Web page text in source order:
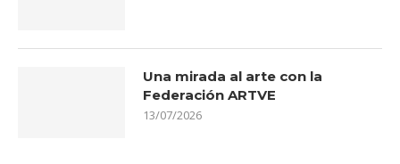
Una mirada al arte con la
Federación ARTVE
13/07/2026